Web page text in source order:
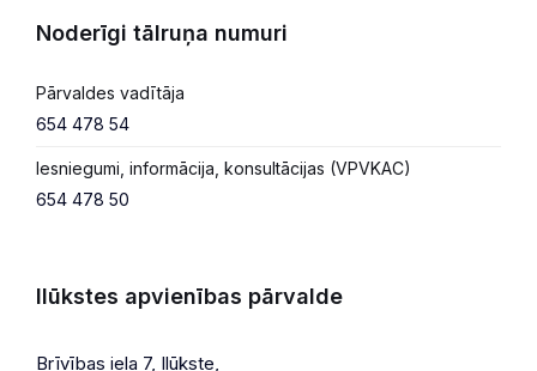
Noderīgi tālruņa numuri
Pārvaldes vadītāja
654 478 54
Iesniegumi, informācija, konsultācijas (VPVKAC)
654 478 50
Ilūkstes apvienības pārvalde
Brīvības iela 7, Ilūkste,